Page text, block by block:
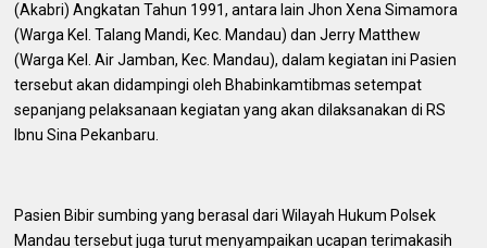
(Akabri) Angkatan Tahun 1991, antara lain Jhon Xena Simamora
(Warga Kel. Talang Mandi, Kec. Mandau) dan Jerry Matthew
(Warga Kel. Air Jamban, Kec. Mandau), dalam kegiatan ini Pasien
tersebut akan didampingi oleh Bhabinkamtibmas setempat
sepanjang pelaksanaan kegiatan yang akan dilaksanakan di RS
Ibnu Sina Pekanbaru.
Pasien Bibir sumbing yang berasal dari Wilayah Hukum Polsek
Mandau tersebut juga turut menyampaikan ucapan terimakasih